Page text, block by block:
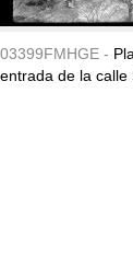
03399FMHGE -
entrada de la calle